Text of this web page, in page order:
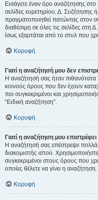
Εισάγετε έναν όρο αναζήτησης στο
σελίδες ευρετηρίου, Δ. Συζήτησης
πραγματοποιηθεί πατώντας στον
διαθέσιμη σε όλες τις σελίδες
ίσως εξαρτάται από το στυλ που
Κορυφή
Γιατί η αναζήτησή μου δεν
Η αναζήτησή σας ήταν
κοινούς όρους που δεν έχουν
πιο συγκεκριμένοι και
“Ειδική αναζήτηση”.
Κορυφή
Γιατί η αναζήτηση μου
Η αναζήτησή σας επέστρεψε πολλά
διακομιστής ιστού.
συγκεκριμένοι στους όρους που
οποίες θέλετε να γίνει η αναζήτηση.
Κορυφή